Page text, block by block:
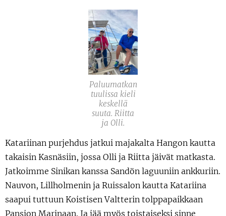
Paluumatkan
tuulissa kieli
keskellä
suuta. Riitta
ja Olli.
Katariinan purjehdus jatkui majakalta Hangon kautta
takaisin Kasnäsiin, jossa Olli ja Riitta jäivät matkasta.
Jatkoimme Sinikan kanssa Sandön laguuniin ankkuriin.
Nauvon, Lillholmenin ja Ruissalon kautta Katariina
saapui tuttuun Koistisen Valtterin tolppapaikkaan
Pansion Marinaan. Ja jää myös toistaiseksi sinne